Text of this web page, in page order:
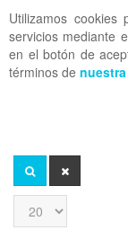
Utilizamos
servicios mediante
en el botón de
términos de
OFF CANVAS
del
títuloBUSCAR
Cantidad
a